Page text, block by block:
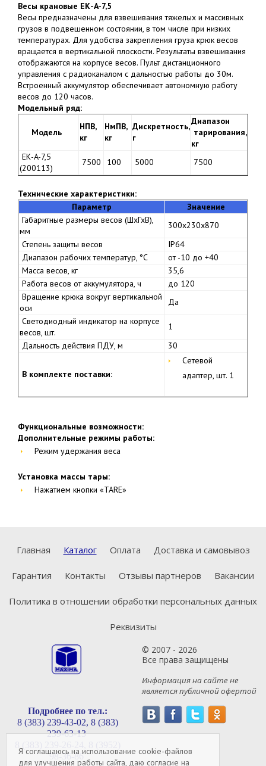
Я соглашаюсь на использование cookie-файлов
для улучшения работы сайта, даю согласие на
Весы крановые ЕК-A-7,5
Весы предназначены для взвешивания тяжелых и массивных
грузов в подвешенном состоянии, в том числе при низких
температурах. Для удобства закрепления груза крюк весов
вращается в вертикальной плоскости. Результаты взвешивания
отображаются на корпусе весов. Пульт дистанционного
управления с радиоканалом с дальностью работы до 30м.
Встроенный аккумулятор обеспечивает автономную работу
весов до 120 часов.
Модельный ряд:
Модель
НПВ,
кг
НмПВ,
кг
Дискретность,
г
Диапазон
тарирования,
кг
ЕК-A-7,5
(200113)
7500 100 5000 7500
Технические характеристики:
Параметр
Значение
Габаритные размеры весов (ШхГхВ),
мм
300х230х870
Степень защиты весов
IP64
Диапазон рабочих температур, °С
от -10 до +40
Масса весов, кг
35,6
Работа весов от аккумулятора, ч
до 120
Вращение крюка вокруг вертикальной
оси
Да
Светодиодный индикатор на корпусе
весов, шт.
1
Дальность действия ПДУ, м
30
В комплекте поставки:
Сетевой
адаптер, шт. 1
Функциональные возможности:
Дополнительные режимы работы:
Режим удержания веса
Установка массы тары:
Нажатием кнопки «TARE»
Главная Каталог Оплата Доставка и самовывоз
Гарантия Контакты Отзывы партнеров Вакансии
Политика в отношении обработки персональных данных
Реквизиты
© 2007 - 2026
Все права защищены
Информация на сайте не
является публичной офертой
Подробнее по тел.:
8 (383) 239-43-02, 8 (383)
239-63-13
98-36-86